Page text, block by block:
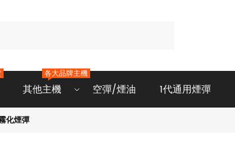
其他主機
各大品牌主機
空彈/煙油 1代通用煙彈
化煙彈